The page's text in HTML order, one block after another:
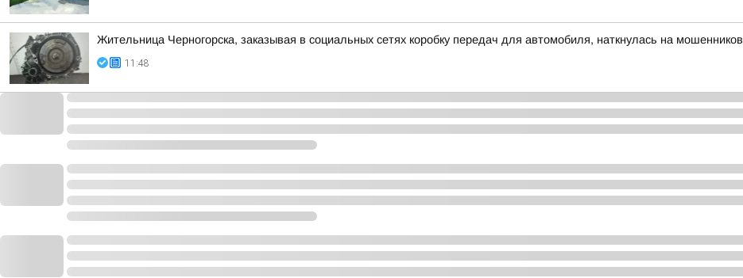
Жительница Черногорска, заказывая в социальных сетях коробку передач для автомобиля, наткнулась на мошенников
11:48